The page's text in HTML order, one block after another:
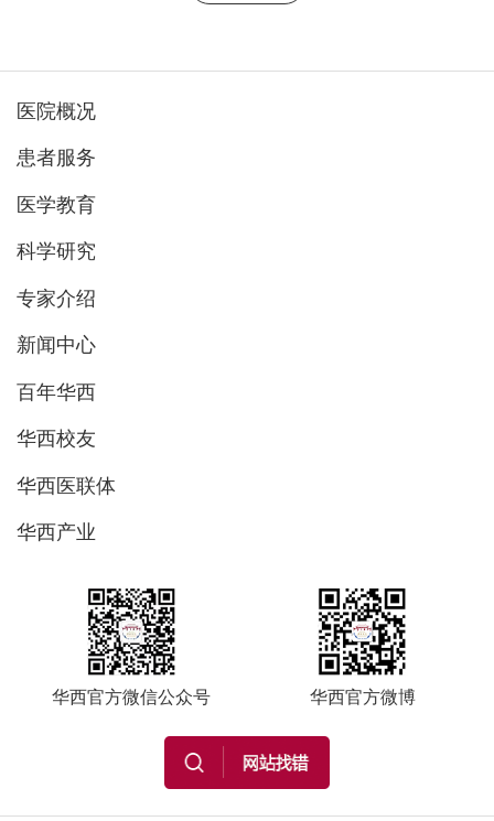
医院概况
患者服务
医学教育
科学研究
专家介绍
新闻中心
百年华西
华西校友
华西医联体
华西产业
华西官方微信公众号 华西官方微博